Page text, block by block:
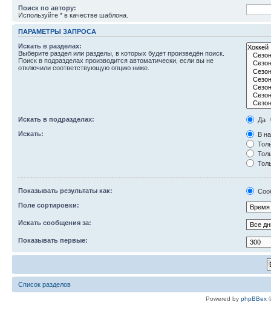
Поиск по автору:
Используйте * в качестве шаблона.
ПАРАМЕТРЫ ЗАПРОСА
Искать в разделах:
Выберите раздел или разделы, в которых будет произведён поиск.
Поиск в подразделах производится автоматически, если вы не
отключили соответствующую опцию ниже.
Искать в подразделах:
Да
Искать:
В
Показывать результаты как:
Поле сортировки:
Искать сообщения за:
Показывать первые:
Список разделов
Powered by phpBBex